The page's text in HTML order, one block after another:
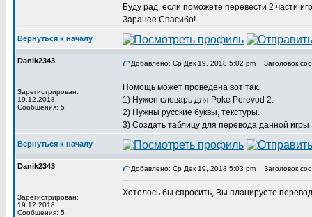
Буду рад, если поможете перевести 2 части
Заранее Спасибо!
Вернуться к началу
Danik2343
Зарегистрирован:
19.12.2018
Сообщения: 5
Добавлено: Ср Дек 19, 2018 5:02 pm Заголовок
Помощь может проведена вот так.
1) Нужен словарь для Poke Perevod 2.
2) Нужны русские буквы, текстуры.
3) Создать таблицу для перевода данной игры
Вернуться к началу
Danik2343
Зарегистрирован:
19.12.2018
Сообщения: 5
Добавлено: Ср Дек 19, 2018 5:03 pm Заголовок
Хотелось бы спросить, Вы планируете